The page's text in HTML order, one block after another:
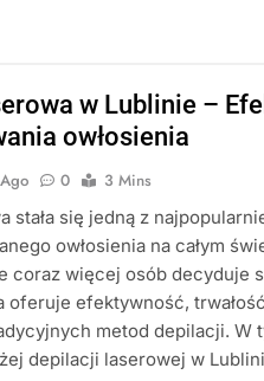
w Lublinie –
owłosienia
0
3 Mins
stała się jedną z
owłosienia na całym
coraz więcej osób decyduje
oferuje efektywność,
metod depilacji. W
depilacji laserowej w